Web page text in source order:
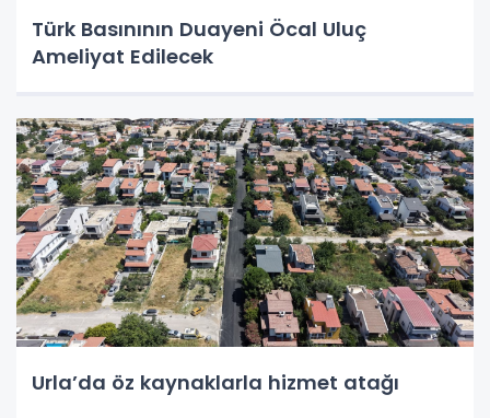
Türk Basınının Duayeni Öcal Uluç
Ameliyat Edilecek
Urla’da öz kaynaklarla hizmet atağı